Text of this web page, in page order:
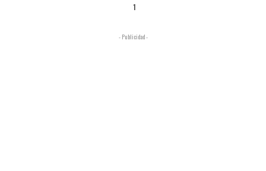
1
- Publicidad -